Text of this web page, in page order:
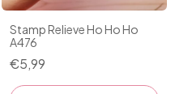
Stamp Relieve Ho Ho Ho
A476
€5,99